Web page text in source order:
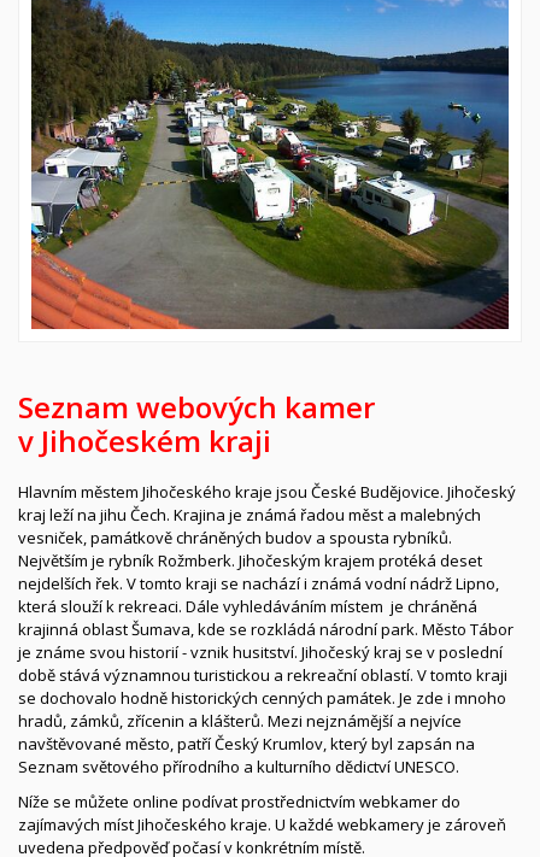
Seznam webových kamer
v Jihočeském kraji
Hlavním městem Jihočeského kraje jsou České Budějovice. Jihočeský
kraj leží na jihu Čech. Krajina je známá řadou měst a malebných
vesniček, památkově chráněných budov a spousta rybníků.
Největším je rybník Rožmberk. Jihočeským krajem protéká deset
nejdelších řek. V tomto kraji se nachází i známá vodní nádrž Lipno,
která slouží k rekreaci. Dále vyhledáváním místem je chráněná
krajinná oblast Šumava, kde se rozkládá národní park. Město Tábor
je známe svou historií - vznik husitství. Jihočeský kraj se v poslední
době stává významnou turistickou a rekreační oblastí. V tomto kraji
se dochovalo hodně historických cenných památek. Je zde i mnoho
hradů, zámků, zřícenin a klášterů. Mezi nejznámější a nejvíce
navštěvované město, patří Český Krumlov, který byl zapsán na
Seznam světového přírodního a kulturního dědictví UNESCO.
Níže se můžete online podívat prostřednictvím webkamer do
zajímavých míst Jihočeského kraje. U každé webkamery je zároveň
uvedena předpověď počasí v konkrétním místě.